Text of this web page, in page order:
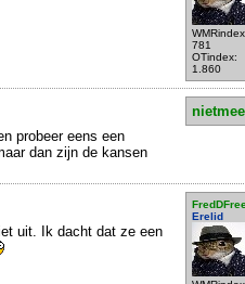
781
OTindex:
1.860
probeer eens een
dan zijn de kansen
Erelid
uit. Ik dacht dat ze een